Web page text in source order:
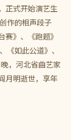
正式开始演艺生
作的相声段子
赛》、《跑题》
《如此公道》、
，河北省曲艺家
月明逝世，享年